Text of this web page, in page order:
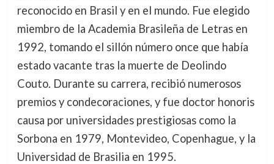
reconocido en Brasil y en el mundo. Fue elegido
miembro de la Academia Brasileña de Letras en
1992, tomando el sillón número once que había
estado vacante tras la muerte de Deolindo
Couto. Durante su carrera, recibió numerosos
premios y condecoraciones, y fue doctor honoris
causa por universidades prestigiosas como la
Sorbona en 1979, Montevideo, Copenhague, y la
Universidad de Brasilia en 1995.